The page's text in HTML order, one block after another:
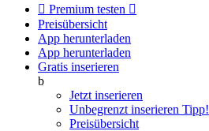
 Premium testen 
Preisübersicht
App herunterladen
App herunterladen
Gratis inserieren
b
Jetzt inserieren
Unbegrenzt inserieren Tipp!
Preisübersicht